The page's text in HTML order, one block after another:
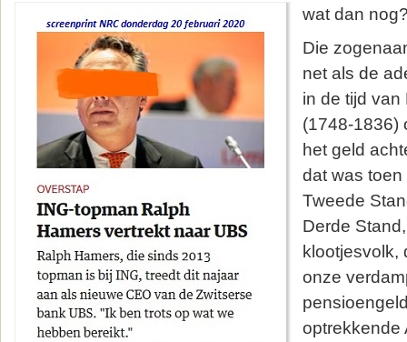
wat dan
Die
net als de
in de tijd
(1748-1836)
het geld
dat was
Tweede
Derde
klootjesvolk,
onze
optrekkende